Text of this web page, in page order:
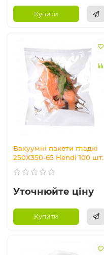
Купити
Вакуумні пакети гладкі
250X350-65 Hendi 100 шт.
Уточнюйте ціну
Купити